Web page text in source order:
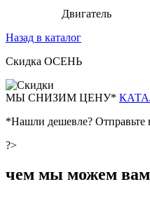
Двигатель
Назад в каталог
Скидка ОСЕНЬ
МЫ СНИЗИМ ЦЕНУ*
*Нашли дешевле? Отправьте
?>
чем мы можем